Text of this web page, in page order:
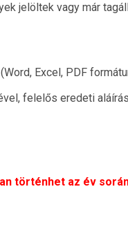
jelöltek vagy már
Excel, PDF
felelős eredeti
történhet az év